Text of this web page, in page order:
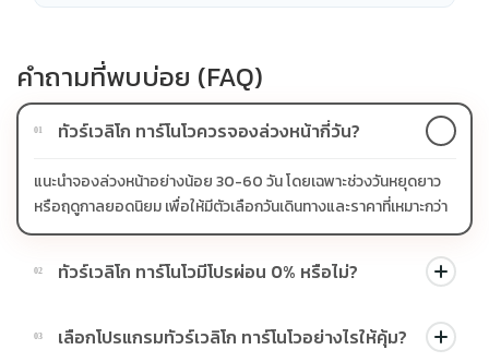
คำถามที่พบบ่อย (FAQ)
01 ทัวร์เวลิโก ทาร์โนโวควรจองล่วงหน้ากี่วัน?
แนะนำจองล่วงหน้าอย่างน้อย 30-60 วัน โดยเฉพาะช่วงวันหยุดยาว
หรือฤดูกาลยอดนิยม เพื่อให้มีตัวเลือกวันเดินทางและราคาที่เหมาะกว่า
02 ทัวร์เวลิโก ทาร์โนโวมีโปรผ่อน 0% หรือไม่?
บางโปรแกรมมีโปรผ่อน 0% หรือโปรโมชั่นบัตรเครดิตตามเงื่อนไขที่
บริษัทกำหนด สามารถดูสัญลักษณ์โปรโมชั่นในรายการทัวร์แต่ละ
03 เลือกโปรแกรมทัวร์เวลิโก ทาร์โนโวอย่างไรให้คุ้ม?